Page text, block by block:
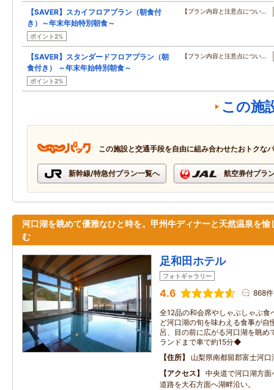
【SAVER】スカイフロアプラン（朝食付
き）～年末年始特別朝食～
ポイント2%
【プラン内容と注意点につい…
【SAVER】スタンダードフロアプラン（朝
食付き） ～年末年始特別朝食～
ポイント2%
【プラン内容と注意点につい…
この施
この施設と交通手段を自由に組み合わせたおトクな
新幹線/特急付プラン一覧へ 航空券付プラ
河口湖を眺めて優雅なひと時を。甲州牛ディナーと天然温泉を愉
む
足和田ホテル
フォトギャラリー
4.6 868件
全12品の和会席やしゃぶしゃぶ食
ど河口湖の旬を味わえる食事が自
呂、目の前に広がる河口湖を眺
ランドまで車で約15分◆
住所
山梨県南都留郡富士河
アクセス
中央道で河口湖方
道路を大石方面へ湖畔沿い。